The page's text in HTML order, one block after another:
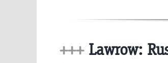
+++Lawrow: